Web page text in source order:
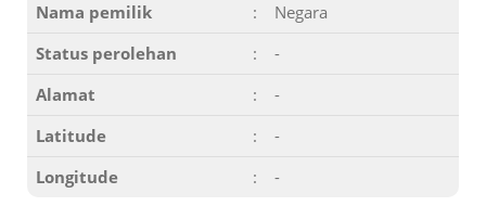
Nama pemilik
:
Negara
Status perolehan
:
-
Alamat
:
-
Latitude
:
-
Longitude
: -